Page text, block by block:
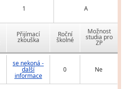
1 A
Přijímací
zkouška
Roční
školné
Možnost
studia pro
ZP
se nekoná -
další
informace
0 Ne